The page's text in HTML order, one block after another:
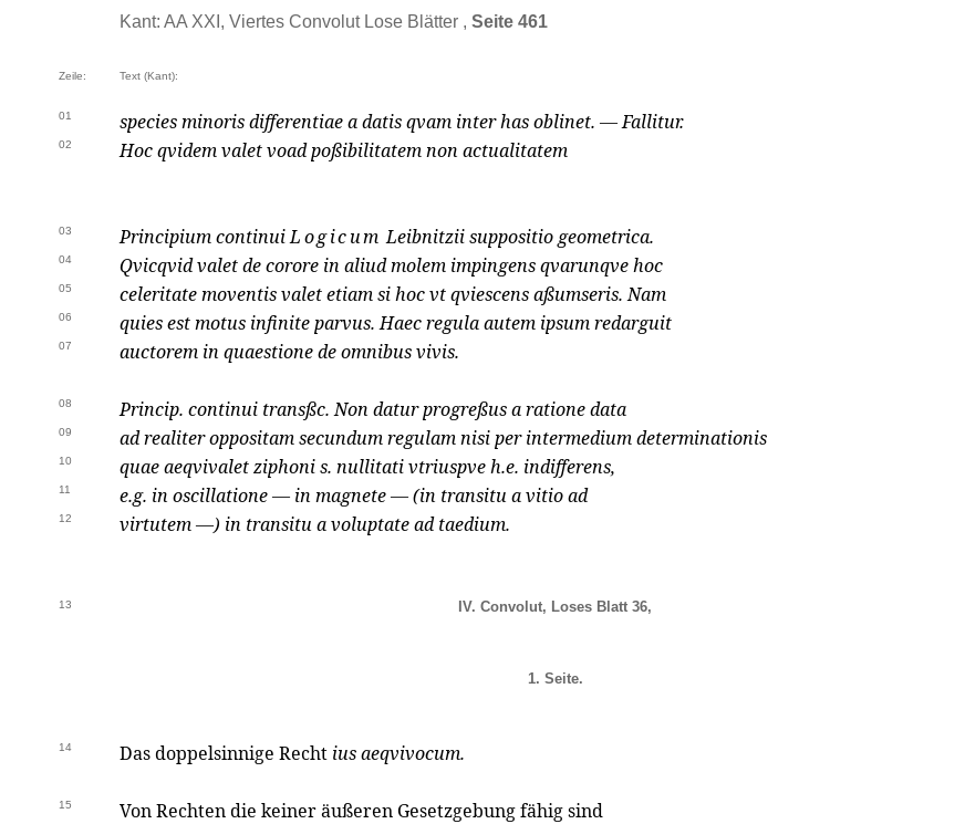
Kant: AA XXI, Viertes Convolut Lose Blätter , Seite 461
Zeile: Text (Kant):
01 species minoris differentiae a datis qvam inter has oblinet. — Fallitur.
02 Hoc qvidem valet voad poßibilitatem non actualitatem
03 Principium continuiLogicum Leibnitziisuppositio geometrica.
04 Qvicqvid valet de corore in aliud molem impingens qvarunqve hoc
05 celeritate moventis valet etiam si hoc vt qviescens aßumseris. Nam
06 quies est motus infinite parvus. Haec regula autem ipsum redarguit
07 auctorem in quaestione de omnibus vivis.
08 Princip. continui transßc. Non datur progreßus a ratione data
09 ad realiter oppositam secundum regulam nisi per intermedium determinationis
10 quae aeqvivalet ziphoni s. nullitati vtriuspve h.e. indifferens,
11 e.g. in oscillatione — in magnete — (in transitu a vitio ad
12 virtutem —) in transitu a voluptate ad taedium.
13 IV. Convolut, Loses Blatt 36,
1. Seite.
14 Das doppelsinnige Recht ius aeqvivocum.
15 Von Rechten die keiner äußeren Gesetzgebung fähig sind